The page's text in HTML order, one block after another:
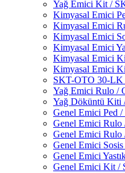
Yağ Emici Kit /
Kimyasal Emici
Kimyasal Emici
Kimyasal Emici
Kimyasal Emici
Kimyasal Emici
Kimyasal Emici
SKT-OTO 30-
Yağ Emici Rulo /
Yağ Döküntü
Genel Emici Ped
Genel Emici Rulo
Genel Emici Rulo
Genel Emici
Genel Emici
Genel Emici Kit /